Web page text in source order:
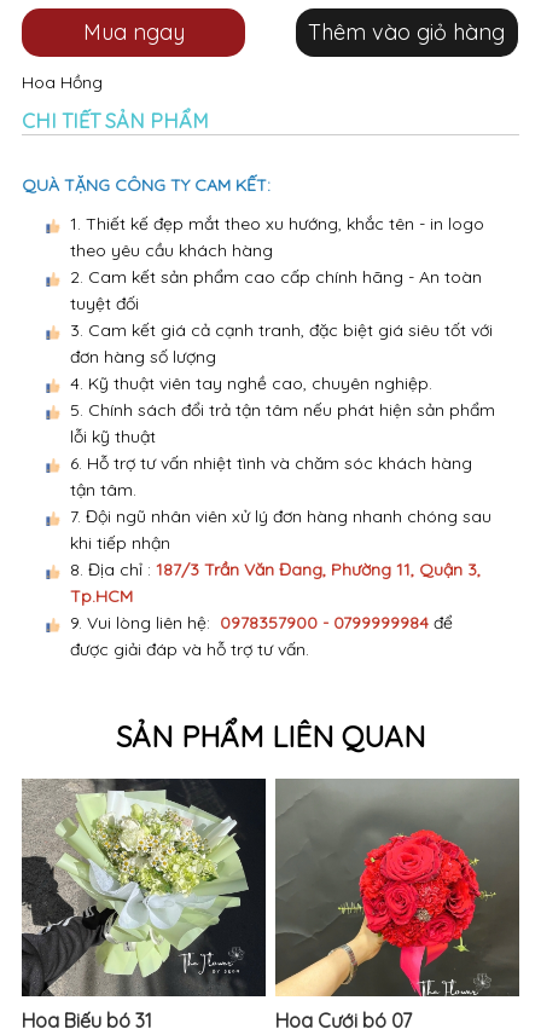
Thêm vào giỏ hàng
Mua ngay
Hoa Hồng
CHI TIẾT SẢN PHẨM
QUÀ TẶNG CÔNG TY CAM KẾT:
1. Thiết kế đẹp mắt theo xu hướng, khắc tên - in logo
theo yêu cầu khách hàng
2. Cam kết sản phẩm cao cấp chính hãng - An toàn
tuyệt đối
3. Cam kết giá cả cạnh tranh, đặc biệt giá siêu tốt với
đơn hàng số lượng
4. Kỹ thuật viên tay nghề cao, chuyên nghiệp.
5. Chính sách đổi trả tận tâm nếu phát hiện sản phẩm
lỗi kỹ thuật
6. Hỗ trợ tư vấn nhiệt tình và chăm sóc khách hàng
tận tâm.
7. Đội ngũ nhân viên xử lý đơn hàng nhanh chóng sau
khi tiếp nhận
8. Địa chỉ : 187/3 Trần Văn Đang, Phường 11, Quận 3,
Tp.HCM
9. Vui lòng liên hệ: 0978357900 - 0799999984 để
được giải đáp và hỗ trợ tư vấn.
SẢN PHẨM LIÊN QUAN
Hoa Biếu bó 31 Hoa Cưới bó 07